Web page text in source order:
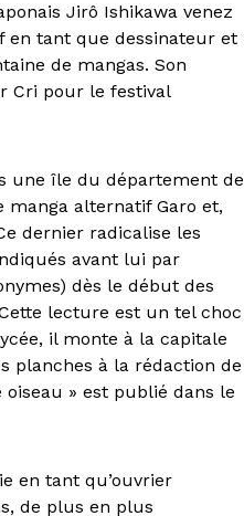
Jirô Ishikawa venez
en tant que dessinateur et
de mangas. Son
Cri pour le festival
une île du département de
manga alternatif Garo et,
dernier radicalise les
avant lui par
dès le début des
lecture est un tel choc
il monte à la capitale
planches à la rédaction de
oiseau » est publié dans le
en tant qu’ouvrier
de plus en plus